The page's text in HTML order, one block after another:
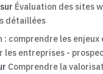
sur Évaluation des sites
détaillées
: comprendre les enjeux
les entreprises -
Comprendre la